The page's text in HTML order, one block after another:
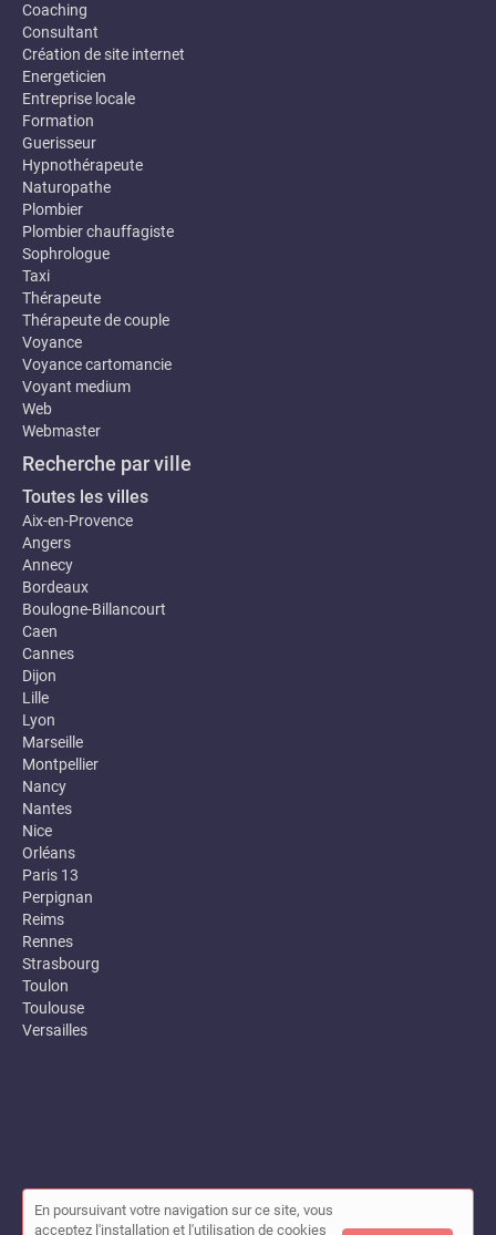
Coaching
Consultant
Création de site internet
Energeticien
Entreprise locale
Formation
Guerisseur
Hypnothérapeute
Naturopathe
Plombier
Plombier chauffagiste
Sophrologue
Taxi
Thérapeute
Thérapeute de couple
Voyance
Voyance cartomancie
Voyant medium
Web
Webmaster
Recherche par ville
Toutes les villes
Aix-en-Provence
Angers
Annecy
Bordeaux
Boulogne-Billancourt
Caen
Cannes
Dijon
Lille
Lyon
Marseille
Montpellier
Nancy
Nantes
Nice
Orléans
Paris 13
Perpignan
Reims
Rennes
Strasbourg
Toulon
Toulouse
Versailles
© Annuaire des entreprises locales (Garance) 2026 |
En poursuivant votre navigation sur ce site, vous
acceptez l'installation et l'utilisation de cookies